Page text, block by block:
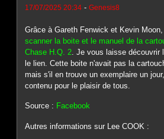
17/07/2025 20:34 -Genesis8
Grâce à Gareth Fenwick et Kevin
scanner la boite et le manuel de la
Chase H.Q. 2 . Je vous laisse
le lien. Cette boite n'avait pas la
mais s'il en trouve un exemplaire un
contenu pour le plaisir de tous.
Source : Facebook
Autres informations sur Lee COOK :